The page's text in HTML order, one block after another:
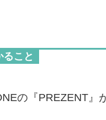
ること
の『PREZENT』